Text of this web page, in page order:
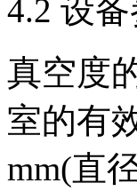
4.2 设
真空度
室的有
mm(直